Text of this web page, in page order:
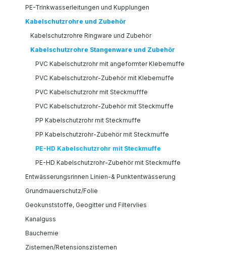
PE-Trinkwasserleitungen und Kupplungen
Kabelschutzrohre und Zubehör
Kabelschutzrohre Ringware und Zubehör
Kabelschutzrohre Stangenware und Zubehör
PVC Kabelschutzrohr mit angeformter Klebemuffe
PVC Kabelschutzrohr-Zubehör mit Klebemuffe
PVC Kabelschutzrohr mit Steckmufffe
PVC Kabelschutzrohr-Zubehör mit Steckmuffe
PP Kabelschutzrohr mit Steckmuffe
PP Kabelschutzrohr-Zubehör mit Steckmuffe
PE-HD Kabelschutzrohr mit Steckmuffe
PE-HD Kabelschutzrohr-Zubehör mit Steckmuffe
Entwässerungsrinnen Linien-& Punktentwässerung
Grundmauerschutz/Folie
Geokunststoffe, Geogitter und Filtervlies
Kanalguss
Bauchemie
Zisternen/Retensionszisternen